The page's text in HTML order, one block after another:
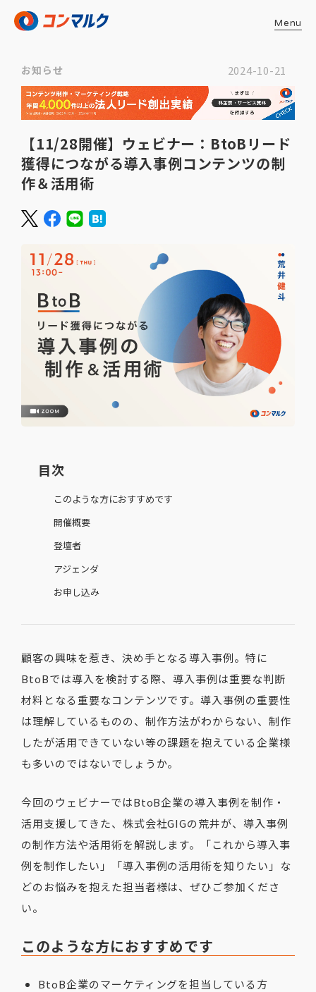
Menu
お知らせ 2024-10-21
【11/28開催】ウェビナー：BtoBリード
獲得につながる導入事例コンテンツの制
作＆活用術
目次
このような方におすすめです
開催概要
登壇者
アジェンダ
お申し込み
顧客の興味を惹き、決め手となる導入事例。特に
BtoBでは導入を検討する際、導入事例は重要な判断
材料となる重要なコンテンツです。導入事例の重要性
は理解しているものの、制作方法がわからない、制作
したが活用できていない等の課題を抱えている企業様
も多いのではないでしょうか。
今回のウェビナーではBtoB企業の導入事例を制作・
活用支援してきた、株式会社GIGの荒井が、導入事例
の制作方法や活用術を解説します。「これから導入事
例を制作したい」「導入事例の活用術を知りたい」な
どのお悩みを抱えた担当者様は、ぜひご参加くださ
い。
このような方におすすめです
BtoB企業のマーケティングを担当している方